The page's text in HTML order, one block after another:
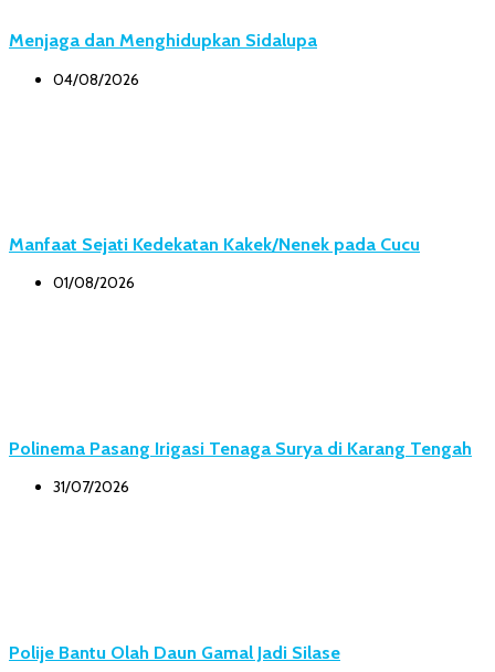
Menjaga dan Menghidupkan Sidalupa
04/08/2026
Manfaat Sejati Kedekatan Kakek/Nenek pada Cucu
01/08/2026
Polinema Pasang Irigasi Tenaga Surya di Karang Tengah
31/07/2026
Polije Bantu Olah Daun Gamal Jadi Silase